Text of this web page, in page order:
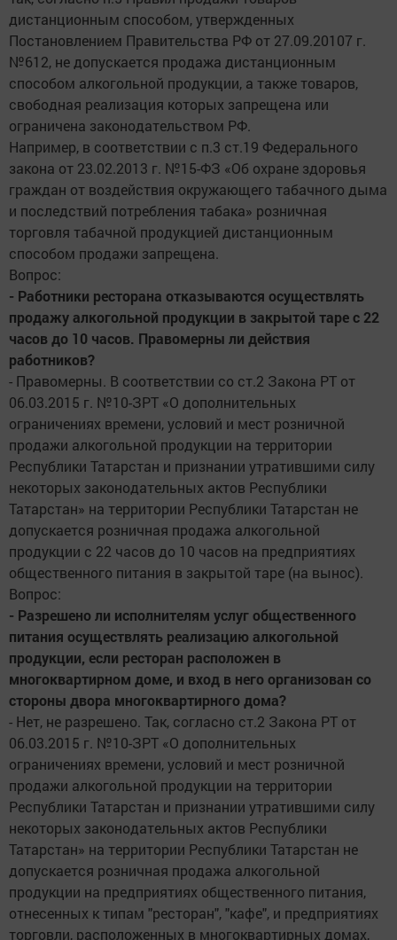
дистанционным способом, утвержденных
Постановлением Правительства РФ от 27.09.20107 г.
№612, не допускается продажа дистанционным
способом алкогольной продукции, а также товаров,
свободная реализация которых запрещена или
ограничена законодательством РФ.
Например, в соответствии с п.3 ст.19 Федерального
закона от 23.02.2013 г. №15-ФЗ «Об охране здоровья
граждан от воздействия окружающего табачного дыма
и последствий потребления табака» розничная
торговля табачной продукцией дистанционным
способом продажи запрещена.
Вопрос:
- Работники ресторана отказываются осуществлять
продажу алкогольной продукции в закрытой таре с 22
часов до 10 часов. Правомерны ли действия
работников?
- Правомерны. В соответствии со ст.2 Закона РТ от
06.03.2015 г. №10-ЗРТ «О дополнительных
ограничениях времени, условий и мест розничной
продажи алкогольной продукции на территории
Республики Татарстан и признании утратившими силу
некоторых законодательных актов Республики
Татарстан» на территории Республики Татарстан не
допускается розничная продажа алкогольной
продукции с 22 часов до 10 часов на предприятиях
общественного питания в закрытой таре (на вынос).
Вопрос:
- Разрешено ли исполнителям услуг общественного
питания осуществлять реализацию алкогольной
продукции, если ресторан расположен в
многоквартирном доме, и вход в него организован со
стороны двора многоквартирного дома?
- Нет, не разрешено. Так, согласно ст.2 Закона РТ от
06.03.2015 г. №10-ЗРТ «О дополнительных
ограничениях времени, условий и мест розничной
продажи алкогольной продукции на территории
Республики Татарстан и признании утратившими силу
некоторых законодательных актов Республики
Татарстан» на территории Республики Татарстан не
допускается розничная продажа алкогольной
продукции на предприятиях общественного питания,
отнесенных к типам "ресторан", "кафе", и предприятиях
торговли, расположенных в многоквартирных домах,